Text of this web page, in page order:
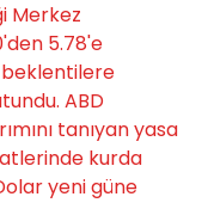
Merkez
5.78'e
ABD
tanıyan yasa
kurda
yeni güne